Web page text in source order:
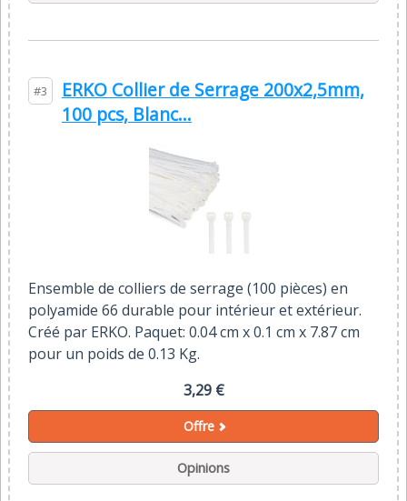
#3
ERKO Collier de Serrage 200x2,5mm,
100 pcs, Blanc...
Ensemble de colliers de serrage (100 pièces) en
polyamide 66 durable pour intérieur et extérieur.
Créé par ERKO. Paquet: 0.04 cm x 0.1 cm x 7.87 cm
pour un poids de 0.13 Kg.
3,29 €
Offre
Opinions